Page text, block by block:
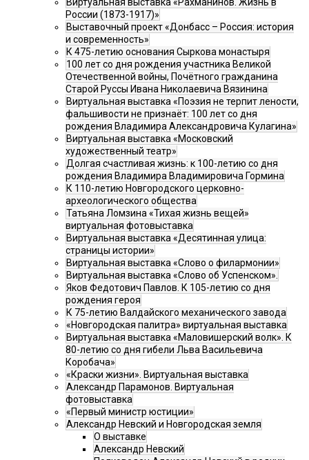
Виртуальная выставка «Рахманинов. Жизнь в
России (1873-1917)»
Выставочный проект «Донбасс – Россия: история
и современность»
К 475-летию основания Сыркова монастыря
100 лет со дня рождения участника Великой
Отечественной войны, Почётного гражданина
Старой Руссы Ивана Николаевича Вязинина
Виртуальная выставка «Поэзия не терпит лености,
фальшивости не признаёт: 100 лет со дня
рождения Владимира Александровича Кулагина»
Виртуальная выставка «Московский
художественный театр»
Долгая счастливая жизнь: к 100-летию со дня
рождения Владимира Владимировича Гормина
К 110-летию Новгородского церковно-
археологического общества
Татьяна Ломзина «Тихая жизнь вещей»
виртуальная фотовыставка
Виртуальная выставка «Десятинная улица:
страницы истории»
Виртуальная выставка «Слово о филармонии»
Виртуальная выставка «Слово об Успенском».
Яков Федотович Павлов. К 105-летию со дня
рождения героя
К 75-летию Валдайского механического завода
«Новгородская палитра» виртуальная выставка
Виртуальная выставка «Маловишерский волк». К
80-летию со дня гибели Льва Васильевича
Коробача»
«Краски жизни». Виртуальная выставка
Александр Парамонов. Виртуальная
фотовыставка
«Первый министр юстиции»
Александр Невский и Новгородская земля
О выставке
Александр Невский